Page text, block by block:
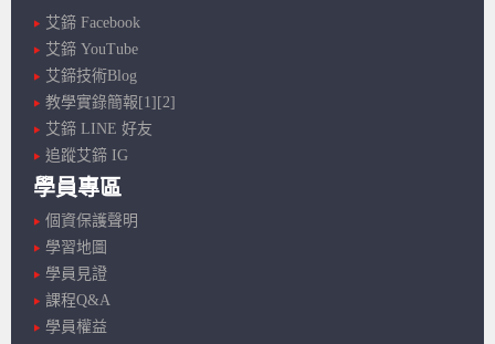
艾鍗 Facebook
艾鍗 YouTube
艾鍗技術Blog
教學實錄簡報[1] [2]
艾鍗 LINE 好友
追蹤艾鍗 IG
學員專區
個資保護聲明
學習地圖
學員見證
課程Q&A
學員權益